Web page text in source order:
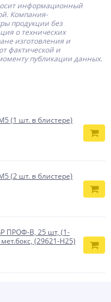
информационный
Компания-
продукции без
о технических
изготовления и
фактической и
публикации данных.
(1 шт. в блистере)
(2 шт. в блистере)
ПРОФ-В, 25 шт, (1-
(29621-H25)